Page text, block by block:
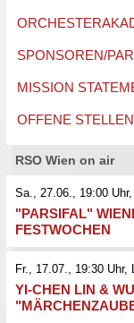
SPONSOREN/
MISSION
OFFENE STELLEN
RSO Wien on air
Sa., 27.06., 19:00
"PARSIFAL"
FESTWOCHEN
Fr., 17.07., 19:30 Uhr,
YI-CHEN LIN &